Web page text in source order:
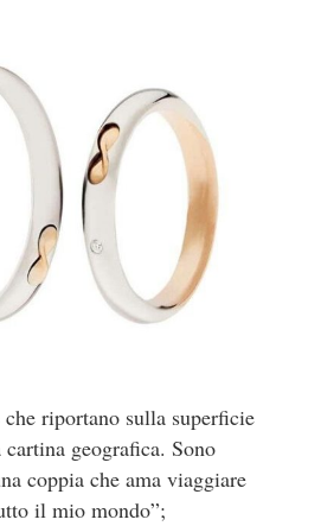
riportano sulla superficie
geografica. Sono
coppia che ama viaggiare
il mio mondo”;